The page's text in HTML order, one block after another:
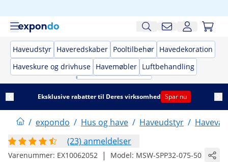
Haveudstyr Haveredskaber Pooltilbehør Havedekoration
Haveskure og drivhuse Havemøbler Luftbehandling
Eksklusive rabatter til Deres virksomhed Spar nu
/ expondo / Hus og have / Haveudstyr /
(23) anmeldelser
Varenummer: EX10062052 | Model: MSW-SPP32-075-50